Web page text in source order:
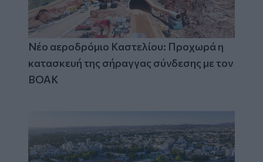
Νέο αεροδρόμιο Καστελίου: Προχωρά η
κατασκευή της σήραγγας σύνδεσης με τον
ΒΟΑΚ